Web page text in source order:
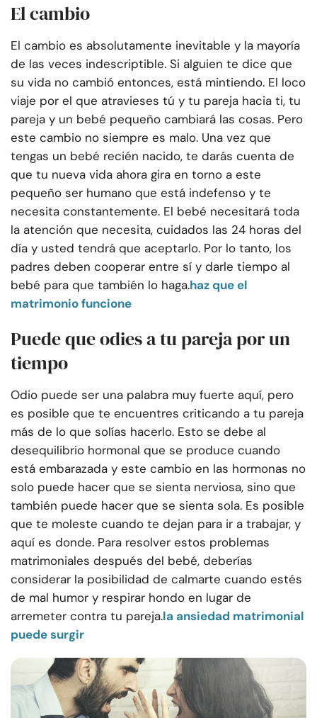
El cambio
El cambio es absolutamente inevitable y la mayoría
de las veces indescriptible. Si alguien te dice que
su vida no cambió entonces, está mintiendo. El loco
viaje por el que atravieses tú y tu pareja hacia ti, tu
pareja y un bebé pequeño cambiará las cosas. Pero
este cambio no siempre es malo. Una vez que
tengas un bebé recién nacido, te darás cuenta de
que tu nueva vida ahora gira en torno a este
pequeño ser humano que está indefenso y te
necesita constantemente. El bebé necesitará toda
la atención que necesita, cuidados las 24 horas del
día y usted tendrá que aceptarlo. Por lo tanto, los
padres deben cooperar entre sí y darle tiempo al
bebé para que también lo haga.haz que el
matrimonio funcione
Puede que odies a tu pareja por un
tiempo
Odio puede ser una palabra muy fuerte aquí, pero
es posible que te encuentres criticando a tu pareja
más de lo que solías hacerlo. Esto se debe al
desequilibrio hormonal que se produce cuando
está embarazada y este cambio en las hormonas no
solo puede hacer que se sienta nerviosa, sino que
también puede hacer que se sienta sola. Es posible
que te moleste cuando te dejan para ir a trabajar, y
aquí es donde. Para resolver estos problemas
matrimoniales después del bebé, deberías
considerar la posibilidad de calmarte cuando estés
de mal humor y respirar hondo en lugar de
arremeter contra tu pareja.la ansiedad matrimonial
puede surgir